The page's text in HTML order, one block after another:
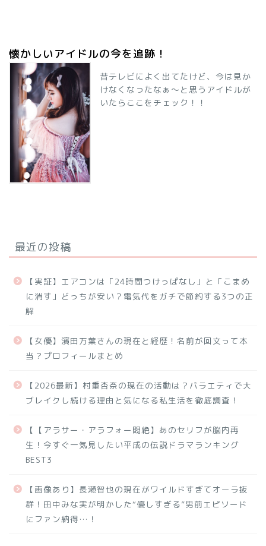
懐かしいアイドルの今を追跡！
昔テレビによく出てたけど、今は見か
けなくなったなぁ～と思うアイドルが
いたらここをチェック！！
最近の投稿
【実証】エアコンは「24時間つけっぱなし」と「こまめ
に消す」どっちが安い？電気代をガチで節約する3つの正
解
【女優】濱田万葉さんの現在と経歴！名前が回文って本
当？プロフィールまとめ
【2026最新】村重杏奈の現在の活動は？バラエティで大
ブレイクし続ける理由と気になる私生活を徹底調査！
【【アラサー・アラフォー悶絶】あのセリフが脳内再
生！今すぐ一気見したい平成の伝説ドラマランキング
BEST3
【画像あり】長瀬智也の現在がワイルドすぎてオーラ抜
群！田中みな実が明かした“優しすぎる”男前エピソード
にファン納得…！